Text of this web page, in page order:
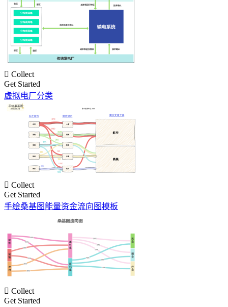
 Collect
Get Started
虚拟电厂分类
 Collect
Get Started
手绘桑基图能量资金流向图模板
 Collect
Get Started